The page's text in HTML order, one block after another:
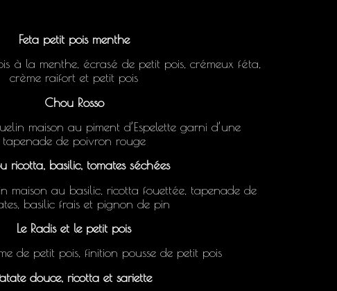
Feta petit pois menthe
à la menthe, écrasé de petit pois, crémeux féta,
crème raifort et petit pois
Chou Rosso
maison au piment d’Espelette garni d’une
tapenade de poivron rouge
ricotta, basilic, tomates séchées
maison au basilic, ricotta fouettée, tapenade de
basilic frais et pignon de pin
Le Radis et le petit pois
de petit pois, finition pousse de petit pois
douce, ricotta et sariette